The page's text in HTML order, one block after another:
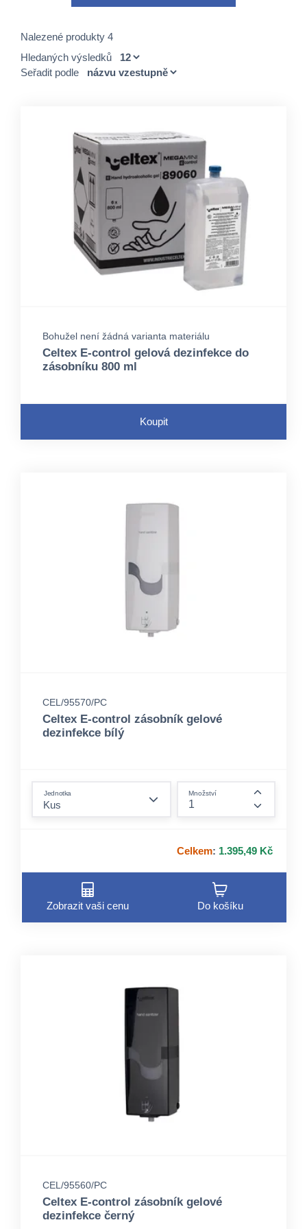
Nalezené produkty 4
Hledaných výsledků
Seřadit podle
Bohužel není žádná varianta materiálu
Celtex E-control gelová dezinfekce do
zásobníku 800 ml
Koupit
CEL/95570/PC
Celtex E-control zásobník gelové
dezinfekce bílý
Jednotka Množství
Celkem: 1.395,49 Kč
Zobrazit vaši cenu Do košíku
CEL/95560/PC
Celtex E-control zásobník gelové
dezinfekce černý